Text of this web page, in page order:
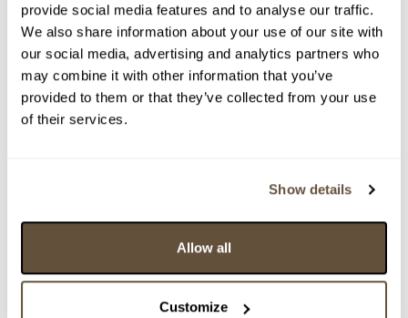
provide social media features and to analyse our traffic.
We also share information about your use of our site with
our social media, advertising and analytics partners who
may combine it with other information that you’ve
provided to them or that they’ve collected from your use
of their services.
Show details
Allow all
Customize
Detail položky
Olej na plátně, 40x48 cm. Signováno vpravo dole F. K.
> Zobrazit detail položky a informace o autorovi
> zpět na aukční výsledky